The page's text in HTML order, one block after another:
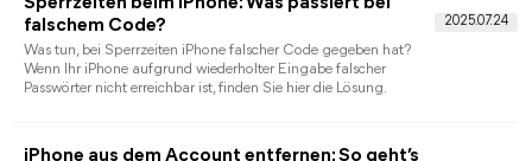
Apple-ID abmelden geht nicht: 6 Lösungen
oder fehlenden Zugangsdaten. In diesem Artikel erfahren Sie